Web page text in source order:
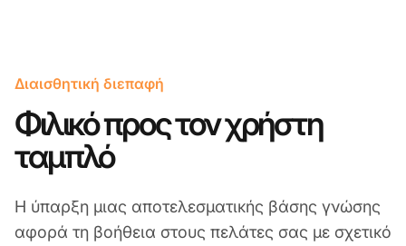
Διαισθητική διεπαφή
Φιλικό προς τον χρήστη
ταμπλό
Η ύπαρξη μιας αποτελεσματικής βάσης γνώσης
αφορά τη βοήθεια στους πελάτες σας με σχετικό